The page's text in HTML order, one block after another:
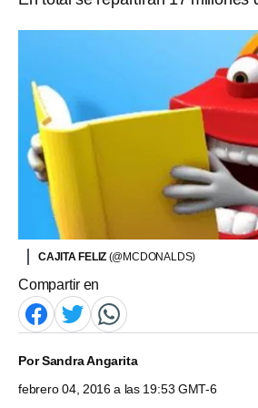
CAJITA FELIZ (@MCDONALDS)
Compartir en
PorSandra Angarita
febrero 04, 2016 a las 19:53 GMT-6